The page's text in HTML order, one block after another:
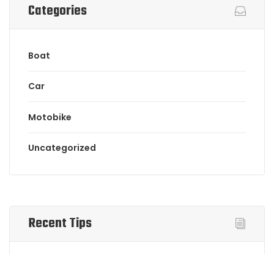
Categories
Boat
Car
Motobike
Uncategorized
Recent Tips